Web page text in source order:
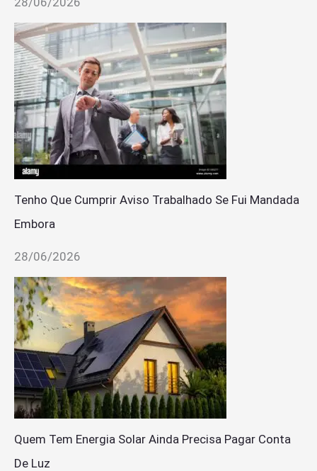
Tenho Que Cumprir Aviso Trabalhado Se Fui Mandada
Embora
28/06/2026
Quem Tem Energia Solar Ainda Precisa Pagar Conta
De Luz